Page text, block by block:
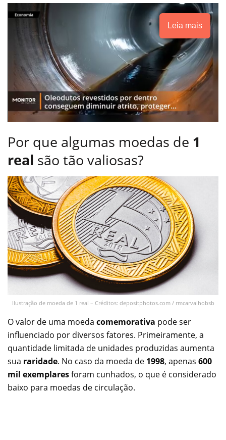
Leia mais
Por que algumas moedas de 1
real são tão valiosas?
Ilustração de moeda de 1 real – Créditos: depositphotos.com / rmcarvalhobsb
O valor de uma moeda comemorativa pode ser
influenciado por diversos fatores. Primeiramente, a
quantidade limitada de unidades produzidas aumenta
sua raridade. No caso da moeda de 1998, apenas 600
mil exemplaresforam cunhados, o que é considerado
baixo para moedas de circulação.